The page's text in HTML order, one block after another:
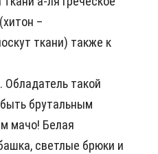
–
ткани) также к
Обладатель такой
брутальным
мачо! Белая
светлые брюки и